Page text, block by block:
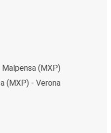
(MXP)
(MXP) - Verona